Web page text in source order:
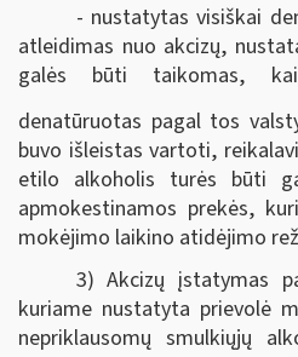
- nustatytas visiškai
atleidimas nuo akcizų,
galės būti taikomas,
denatūruotas pagal tos
buvo išleistas vartoti,
etilo alkoholis turės būti
apmokestinamos prekės,
mokėjimo laikino atidėjimo
3) Akcizų įstatymas
kuriame nustatyta prievolė
nepriklausomų smulkiųjų